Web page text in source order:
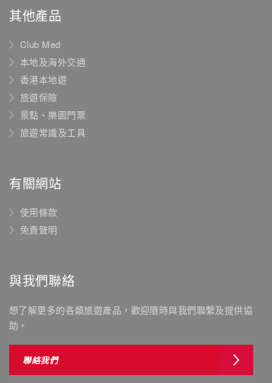
其他產品
Club Med
本地及海外交通
香港本地遊
旅遊保險
景點、樂園門票
旅遊常識及工具
有關網站
使用條款
免責聲明
與我們聯絡
想了解更多的各類旅遊產品，歡迎隨時與我們聯繫及提供協
助。
聯絡我們